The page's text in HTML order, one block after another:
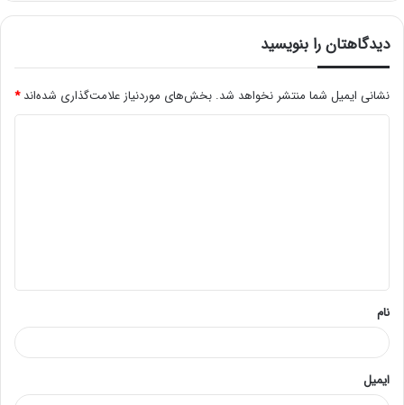
دیدگاهتان را بنویسید
نشانی ایمیل شما منتشر نخواهد شد. بخش‌های موردنیاز علامت‌گذاری شده‌اند*
*
نام
ایمیل